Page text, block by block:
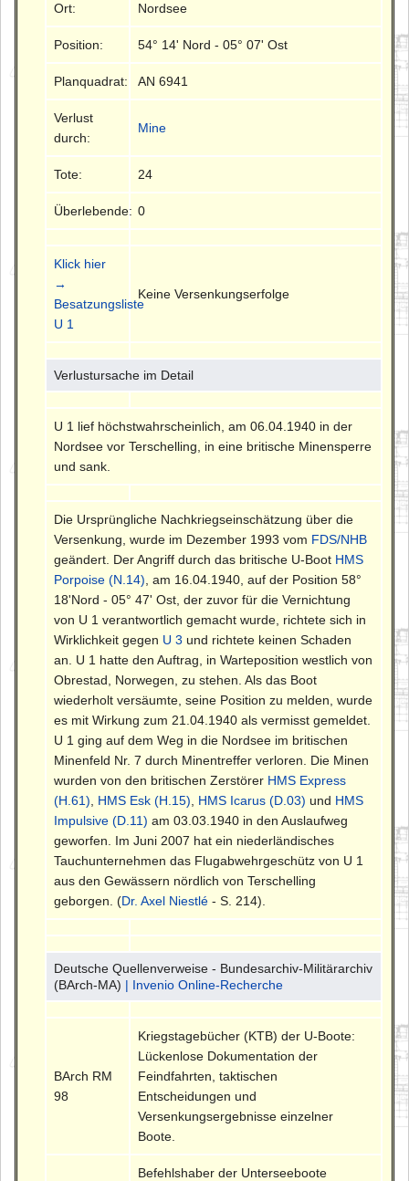
Ort: Nordsee
Position: 54° 14' Nord - 05° 07' Ost
Planquadrat: AN 6941
Verlust
durch:
Mine
Tote: 24
Überlebende: 0
Klick hier
→
Besatzungsliste
U 1
Keine Versenkungserfolge
Verlustursache im Detail
U 1 lief höchstwahrscheinlich, am 06.04.1940 in der
Nordsee vor Terschelling, in eine britische Minensperre
und sank.
Die Ursprüngliche Nachkriegseinschätzung über die
Versenkung, wurde im Dezember 1993 vom FDS/NHB
geändert. Der Angriff durch das britische U-Boot HMS
Porpoise (N.14) , am 16.04.1940, auf der Position 58°
18'Nord - 05° 47' Ost, der zuvor für die Vernichtung
von U 1 verantwortlich gemacht wurde, richtete sich in
Wirklichkeit gegen U 3 und richtete keinen Schaden
an. U 1 hatte den Auftrag, in Warteposition westlich von
Obrestad, Norwegen, zu stehen. Als das Boot
wiederholt versäumte, seine Position zu melden, wurde
es mit Wirkung zum 21.04.1940 als vermisst gemeldet.
U 1 ging auf dem Weg in die Nordsee im britischen
Minenfeld Nr. 7 durch Minentreffer verloren. Die Minen
wurden von den britischen Zerstörer HMS Express
(H.61)
HMS Esk (H.15) HMS Icarus (D.03) und HMS
Impulsive (D.11) am 03.03.1940 in den Auslaufweg
geworfen. Im Juni 2007 hat ein niederländisches
Tauchunternehmen das Flugabwehrgeschütz von U 1
aus den Gewässern nördlich von Terschelling
geborgen. (Dr. Axel Niestlé - S. 214).
Deutsche Quellenverweise - Bundesarchiv-Militärarchiv
(BArch-MA) | Invenio Online-Recherche
BArch RM
98
Kriegstagebücher (KTB) der U-Boote:
Lückenlose Dokumentation der
Feindfahrten, taktischen
Entscheidungen und
Versenkungsergebnisse einzelner
Boote.
Befehlshaber der Unterseeboote